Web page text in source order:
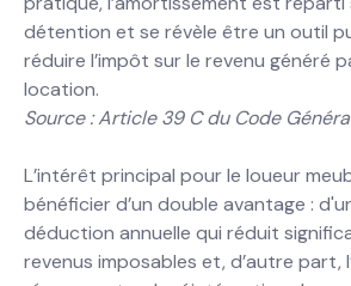
détention et se révèle être un outil
réduire l’impôt sur le revenu généré
location.
Source : Article 39 C du Code
L’intérêt principal pour le loueur
bénéficier d’un double avantage :
déduction annuelle qui réduit
revenus imposables et, d’autre part,